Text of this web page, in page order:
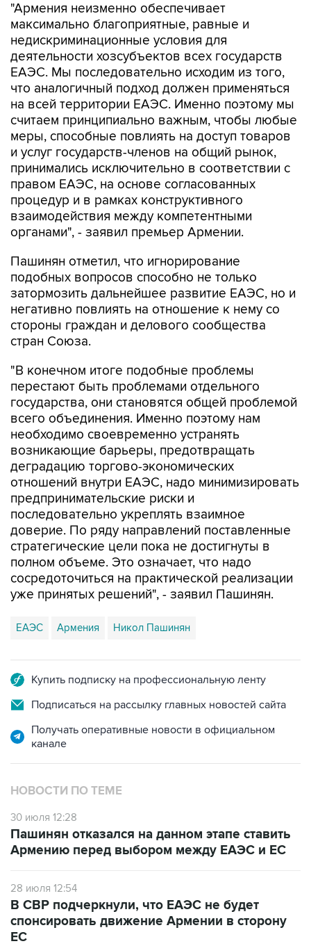
"Армения неизменно обеспечивает
максимально благоприятные, равные и
недискриминационные условия для
деятельности хозсубъектов всех государств
ЕАЭС. Мы последовательно исходим из того,
что аналогичный подход должен применяться
на всей территории ЕАЭС. Именно поэтому мы
считаем принципиально важным, чтобы любые
меры, способные повлиять на доступ товаров
и услуг государств-членов на общий рынок,
принимались исключительно в соответствии с
правом ЕАЭС, на основе согласованных
процедур и в рамках конструктивного
взаимодействия между компетентными
органами", - заявил премьер Армении.
Пашинян отметил, что игнорирование
подобных вопросов способно не только
затормозить дальнейшее развитие ЕАЭС, но и
негативно повлиять на отношение к нему со
стороны граждан и делового сообщества
стран Союза.
"В конечном итоге подобные проблемы
перестают быть проблемами отдельного
государства, они становятся общей проблемой
всего объединения. Именно поэтому нам
необходимо своевременно устранять
возникающие барьеры, предотвращать
деградацию торгово-экономических
отношений внутри ЕАЭС, надо минимизировать
предпринимательские риски и
последовательно укреплять взаимное
доверие. По ряду направлений поставленные
стратегические цели пока не достигнуты в
полном объеме. Это означает, что надо
сосредоточиться на практической реализации
уже принятых решений", - заявил Пашинян.
ЕАЭС Армения Никол Пашинян
Купить подписку на профессиональную ленту
Подписаться на рассылку главных новостей сайта
Получать оперативные новости в официальном
канале
НОВОСТИ ПО ТЕМЕ
30 июля 12:28
Пашинян отказался на данном этапе ставить
Армению перед выбором между ЕАЭС и ЕС
28 июля 12:54
В СВР подчеркнули, что ЕАЭС не будет
спонсировать движение Армении в сторону
ЕС